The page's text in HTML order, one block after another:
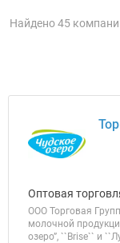
Найдено 45
Оптовая
ООО Торговая
молочной
озеро”, ``Brise`` и